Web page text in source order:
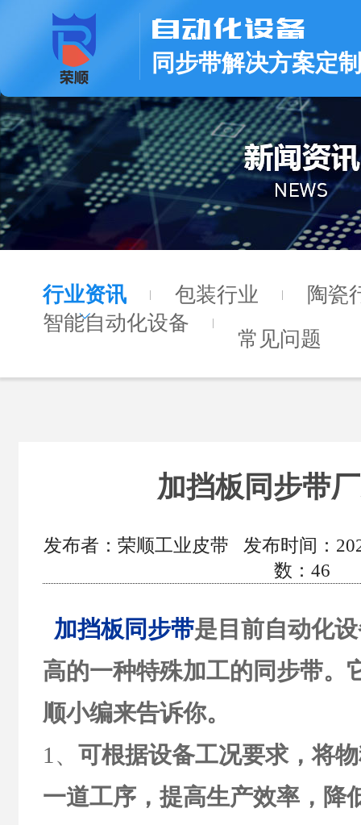
同步带解决方案定
行业资讯 包装行业
陶瓷
智能自动化设备
常见问题
加挡板同步带
发布者：荣顺工业皮带 发布时间：
数： 46
加挡板同步带是目前自动化
高的一种特殊加工的同步带。
顺小编来告诉你。
1、 可根据设备工况要求，将
一道工序，提高生产效率，降